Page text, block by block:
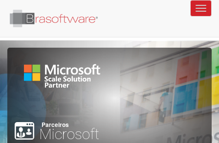
Parceiros
Microsoft